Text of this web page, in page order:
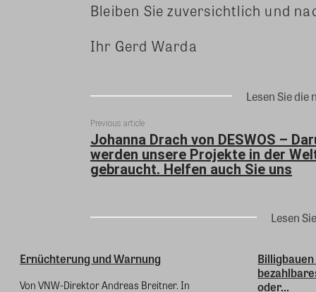
Bleiben Sie zuversichtlich und
Ihr Gerd Warda
Lesen Sie
Previous article
Johanna Drach von DESWOS –
werden unsere Projekte in der
gebraucht. Helfen auch Sie uns
Lesen
Ernüchterung und Warnung
Von VNW-Direktor Andreas Breitner. In
oder...